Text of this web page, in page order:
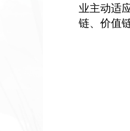
业主动适
链、价值